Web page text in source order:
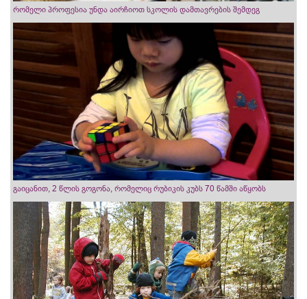
რომელი პროფესია უნდა აირჩიოთ სკოლის დამთავრების შემდეგ
გაიცანით, 2 წლის გოგონა, რომელიც რუბიკის კუბს 70 წამში აწყობს